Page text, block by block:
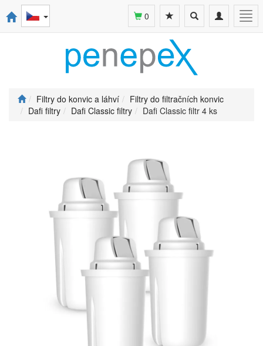
Toggle
navigation
Toggle
search
0
Filtry do konvic a láhví
Filtry do filtračních konvic
Dafi filtry
Dafi Classic filtry Dafi Classic filtr 4 ks